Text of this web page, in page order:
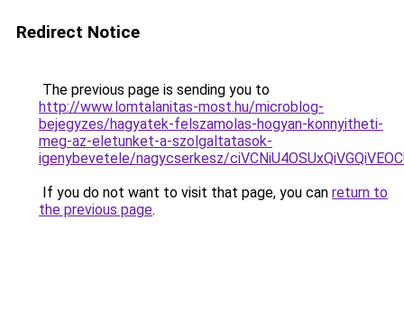
Redirect Notice
The previous page is sending you to
http://www.lomtalanitas-most.hu/microblog-
bejegyzes/hagyatek-felszamolas-hogyan-konnyitheti-
meg-az-eletunket-a-szolgaltatasok-
igenybevetele/nagycserkesz/
If you do not want to visit that page, you can return to
the previous page.